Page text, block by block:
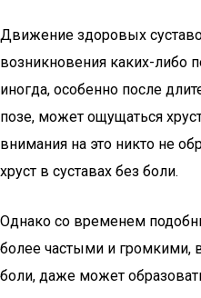
Движение здоровых
возникновения каких-либо
иногда, особенно после
позе, может ощущаться
внимания на это никто не
хруст в суставах без боли.
Однако со временем
более частыми и громкими,
боли, даже может